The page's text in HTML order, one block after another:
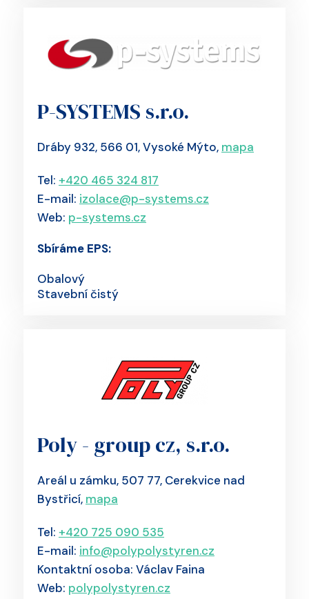
P-SYSTEMS s.r.o.
Dráby 932, 566 01, Vysoké Mýto, mapa
Tel: +420 465 324 817
E-mail: izolace@p-systems.cz
Web: p-systems.cz
Sbíráme EPS:
Obalový
Stavební čistý
Poly - group cz, s.r.o.
Areál u zámku, 507 77, Cerekvice nad
Bystřicí, mapa
Tel: +420 725 090 535
E-mail: info@polypolystyren.cz
Kontaktní osoba: Václav Faina
Web: polypolystyren.cz